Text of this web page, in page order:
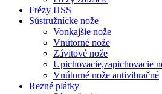
Frézy HSS
Sústružnícke nože
Vonkajšie nože
Vnútorné nože
Závitové nože
Upichovacie,zapichovacie
Vnútorné nože antivibračné
Rezné plátky